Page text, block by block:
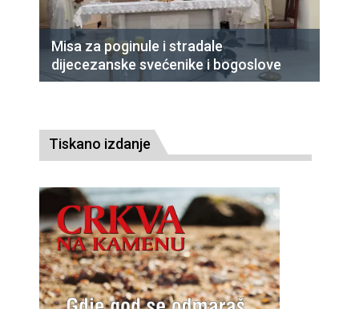
Misa za poginule i stradale
dijecezanske svećenike i bogoslove
Tiskano izdanje